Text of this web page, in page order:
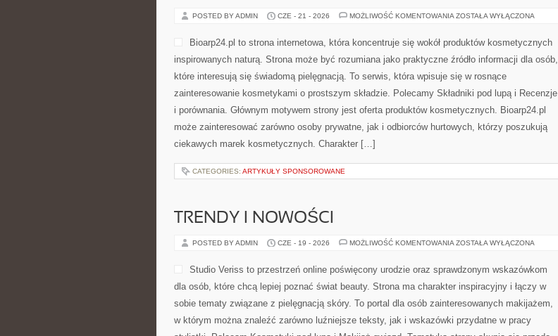
POSTED BY ADMIN CZE - 21 - 2026 MOŻLIWOŚĆ KOMENTOWANIA RECENZJE
ZOSTAŁA WYŁĄCZONA
Bioarp24.pl to strona internetowa, która koncentruje się wokół produktów kosmetycznych
inspirowanych naturą. Strona może być rozumiana jako praktyczne źródło informacji dla osób,
które interesują się świadomą pielęgnacją. To serwis, która wpisuje się w rosnące
zainteresowanie kosmetykami o prostszym składzie. Polecamy Składniki pod lupą i Recenzje
i porównania. Głównym motywem strony jest oferta produktów kosmetycznych. Bioarp24.pl
może zainteresować zarówno osoby prywatne, jak i odbiorców hurtowych, którzy poszukują
ciekawych marek kosmetycznych. Charakter […]
CATEGORIES: ARTYKUŁY SPONSOROWANE
TRENDY I NOWOŚCI
POSTED BY ADMIN CZE - 19 - 2026 MOŻLIWOŚĆ KOMENTOWANIA TRENDY
ZOSTAŁA WYŁĄCZONA
Studio Veriss to przestrzeń online poświęcony urodzie oraz sprawdzonym wskazówkom
dla osób, które chcą lepiej poznać świat beauty. Strona ma charakter inspiracyjny i łączy w
sobie tematy związane z pielęgnacją skóry. To portal dla osób zainteresowanych makijażem,
w którym można znaleźć zarówno luźniejsze teksty, jak i wskazówki przydatne w pracy